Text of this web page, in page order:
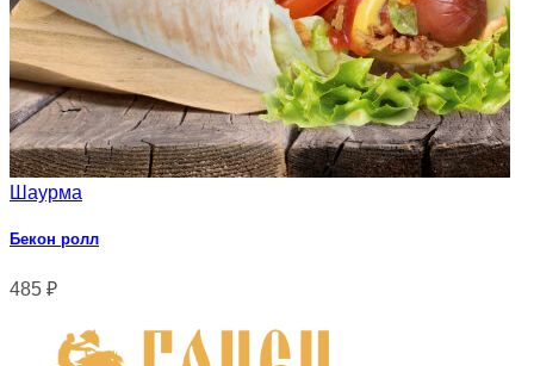
Шаурма
Бекон ролл
485 ₽